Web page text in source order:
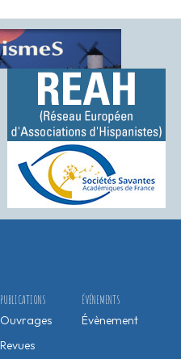
ÉVÉNEMENTS
Évènement
PUBLICATIONS
Ouvrages
Revues